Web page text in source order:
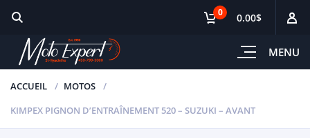
MENU
0 0.00$
ACCUEIL
MOTOS
KIMPEX PIGNON D’ENTRAÎNEMENT 520 – SUZUKI – AVANT